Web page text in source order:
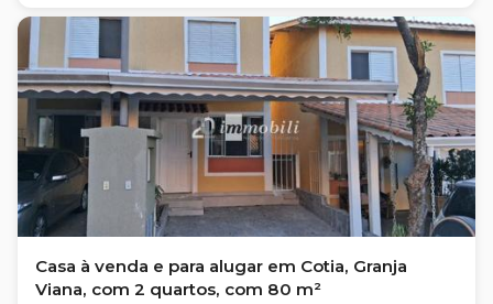
Casa à venda e para alugar em Cotia, Granja
Viana, com 2 quartos, com 80 m²